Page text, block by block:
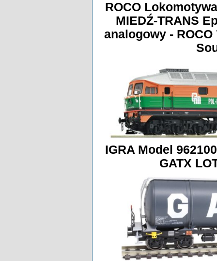
ROCO
MIEDŹ-TRANS
analogowy -
IGRA Model
GATX